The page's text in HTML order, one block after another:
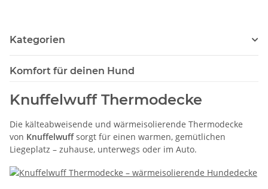
Kategorien
Komfort für deinen Hund
Knuffelwuff Thermodecke
Die kälteabweisende und wärmeisolierende Thermodecke
von Knuffelwuffsorgt für einen warmen, gemütlichen
Liegeplatz – zuhause, unterwegs oder im Auto.